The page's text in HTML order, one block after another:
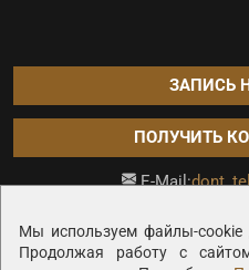
Мы используем файлы-cookie
Продолжая работу с
ЗАПИСЬ
ПОЛУЧИТЬ
E-Mail: